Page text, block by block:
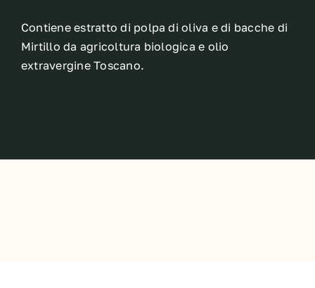
Contiene estratto di polpa di oliva e di bacche di
Mirtillo da agricoltura biologica e olio
extravergine Toscano.